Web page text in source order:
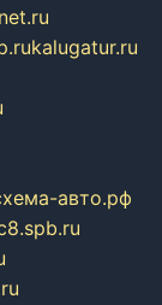
kalugatur.ru
авто.рф